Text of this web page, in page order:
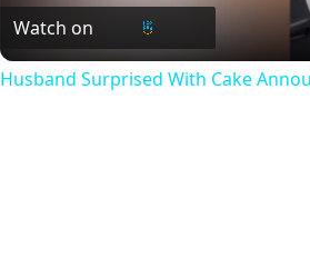
Watch on
Husband Surprised With Cake